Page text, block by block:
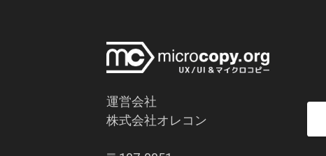
運営会社
株式会社オレコン